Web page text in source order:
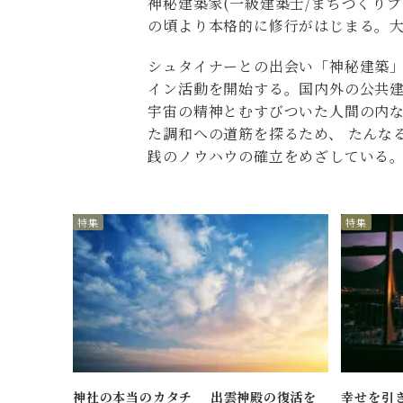
の頃より本格的に修行がはじまる。
シュタイナーとの出会い「神秘建築
イン活動を開始する。国内外の公共
宇宙の精神とむすびついた人間の内
た調和への道筋を探るため、 たん
践のノウハウの確立をめざしている
特集
神社の本当のカタチ 出雲神殿の復活を
特集
幸せを引